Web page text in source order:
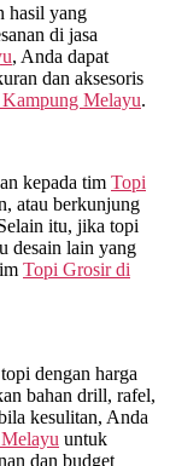
hasil yang
di jasa
, Anda dapat
dan aksesoris
Kampung Melayu.
kepada tim Topi
atau berkunjung
itu, jika topi
desain lain yang
Topi Grosir di
dengan harga
bahan drill, rafel,
kesulitan, Anda
untuk
dan budget